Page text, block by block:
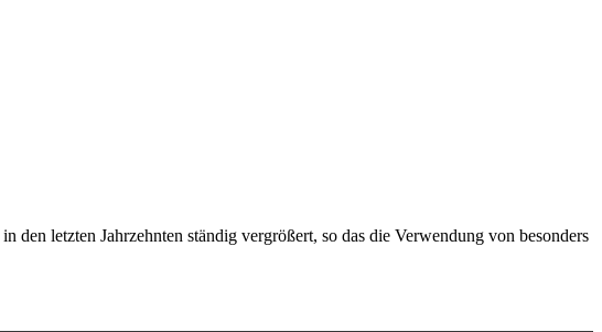
letzten Jahrzehnten ständig vergrößert, so das die Verwendung von besonders